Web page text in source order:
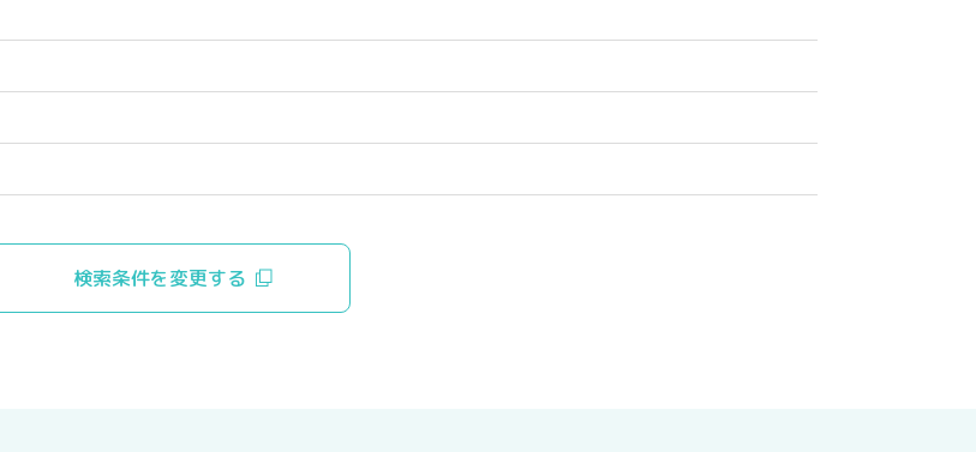
検索条件を変更する